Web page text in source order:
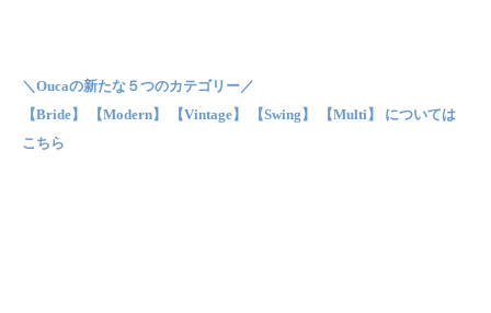
＼Oucaの新たな５つのカテゴリー／
【Bride】 【Modern】 【Vintage】 【Swing】 【Multi】 については
こちら